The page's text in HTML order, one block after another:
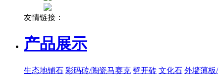
友情链接：
产品展示
生态地铺石 彩码砖/陶瓷马赛克 劈开砖 文化石 外墙薄板/